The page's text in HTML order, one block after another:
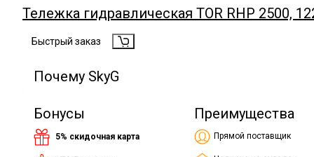
Тележка гидравлическая TOR RHP 2500,
Быстрый заказ
Почему SkyG
Бонусы
5% скидочная карта
Преимущества
Прямой поставщик